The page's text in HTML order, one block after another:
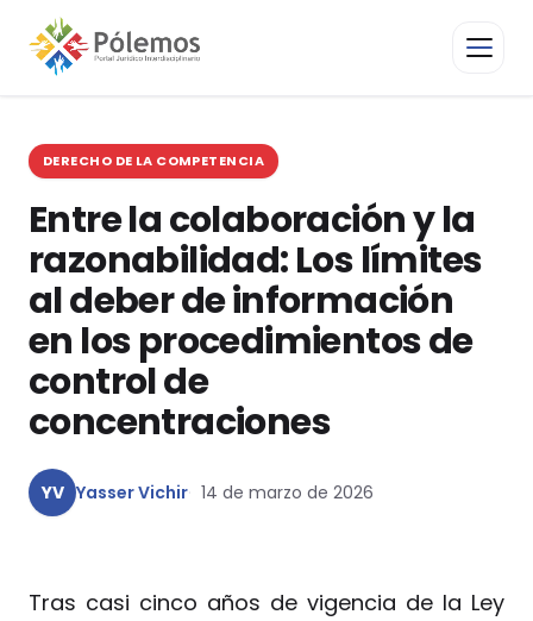
DERECHO DE LA COMPETENCIA
Entre la colaboración y la
razonabilidad: Los límites
al deber de información
en los procedimientos de
control de
concentraciones
YV Yasser Vichir 14 de marzo de 2026
Tras casi cinco años de vigencia de la Ley